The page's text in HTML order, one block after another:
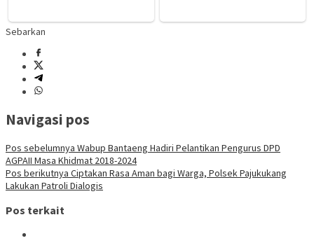
Sebarkan
Navigasi pos
Pos sebelumnya Wabup Bantaeng Hadiri Pelantikan Pengurus DPD
AGPAII Masa Khidmat 2018-2024
Pos berikutnya Ciptakan Rasa Aman bagi Warga, Polsek Pajukukang
Lakukan Patroli Dialogis
Pos terkait